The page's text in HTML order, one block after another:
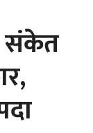
संकेत